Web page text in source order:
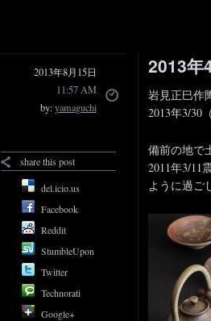
2013年8月15日
11:57 AM
by:yamaguchi
share this post
del.icio.us
Facebook
Reddit
StumbleUpon
Twitter
Technorati
Google+
2013年
岩見正巳作
2013年3/30
備前の地で
2011年3/11
ように過ご